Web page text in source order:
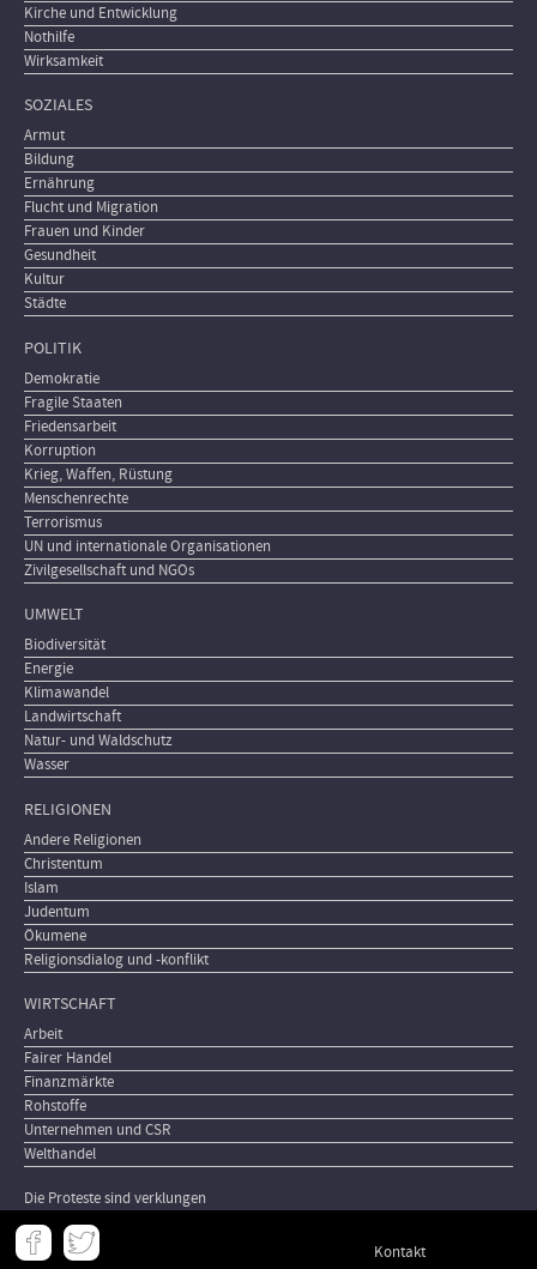
Kirche und Entwicklung
Nothilfe
Wirksamkeit
SOZIALES
Armut
Bildung
Ernährung
Flucht und Migration
Frauen und Kinder
Gesundheit
Kultur
Städte
POLITIK
Demokratie
Fragile Staaten
Friedensarbeit
Korruption
Krieg, Waffen, Rüstung
Menschenrechte
Terrorismus
UN und internationale Organisationen
Zivilgesellschaft und NGOs
UMWELT
Biodiversität
Energie
Klimawandel
Landwirtschaft
Natur- und Waldschutz
Wasser
RELIGIONEN
Andere Religionen
Christentum
Islam
Judentum
Ökumene
Religionsdialog und -konflikt
WIRTSCHAFT
Arbeit
Fairer Handel
Finanzmärkte
Rohstoffe
Unternehmen und CSR
Welthandel
Die Proteste sind verklungen
Meta Kontakt